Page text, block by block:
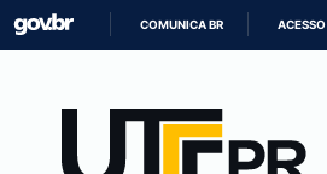
COMUNICA BR